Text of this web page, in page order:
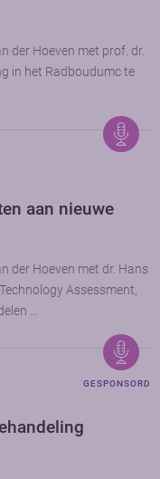
der Hoeven met prof. dr.
in het Radboudumc te
aan nieuwe
der Hoeven met dr. Hans
Assessment,
…
GESPONSORD